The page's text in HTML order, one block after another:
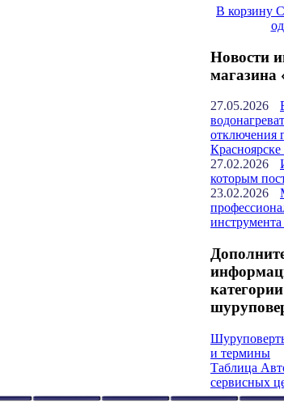
В корзину
Новости
магазина
27.05.2026
отключения
27.02.2026
которым
23.02.2026
и термины
Таблица
сервисных